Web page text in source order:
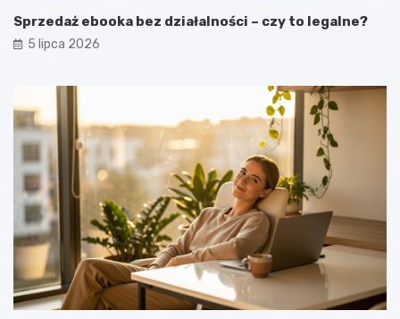
Sprzedaż ebooka bez działalności – czy to legalne?
5 lipca 2026